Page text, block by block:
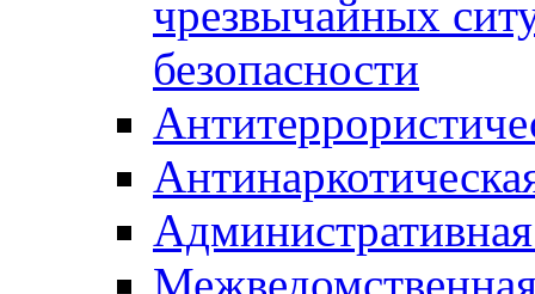
чрезвычайных
безопасности